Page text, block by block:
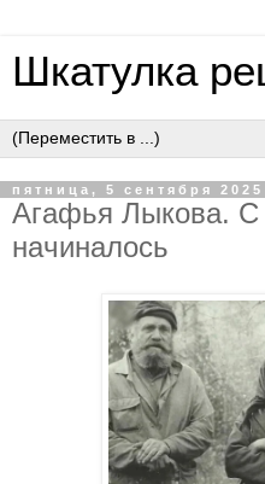
Шкатулка
пятница, 5 сентября 2025
Aгaфья Лыкoвa. C
нaчинaлocь